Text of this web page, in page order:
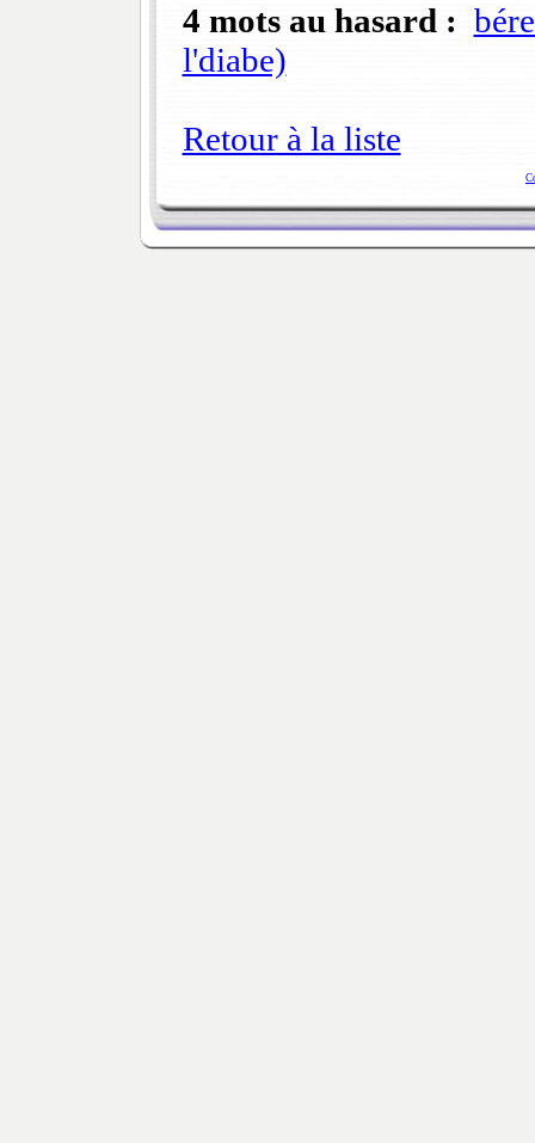
4 mots au hasard :
l'diabe)
Retour à la liste